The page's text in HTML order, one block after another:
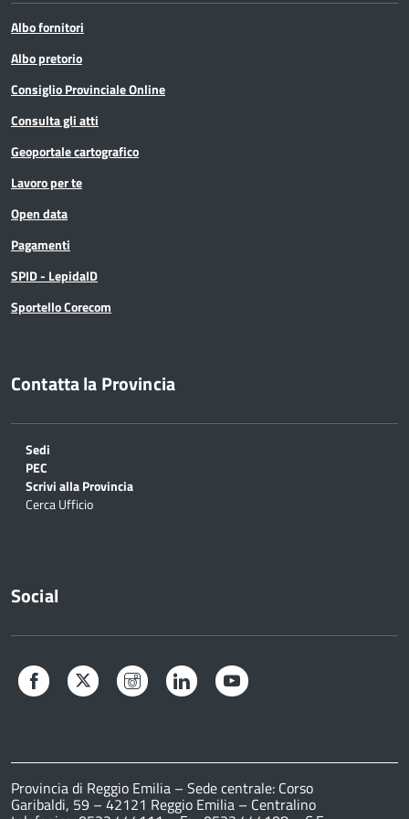
Albo fornitori
Albo pretorio
Consiglio Provinciale Online
Consulta gli atti
Geoportale cartografico
Lavoro per te
Open data
Pagamenti
SPID - LepidaID
Sportello Corecom
Contatta la Provincia
Sedi
PEC
Scrivi alla Provincia
Cerca Ufficio
Social
Facebook Twitter Instagram LinkedIn
Provincia di Reggio Emilia – Sede centrale: Corso
Garibaldi, 59 – 42121 Reggio Emilia – Centralino